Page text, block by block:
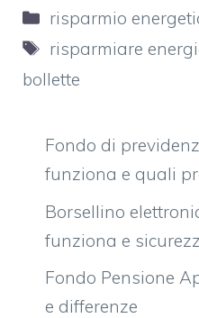
Categorie
risparmio
Tag
risparmiare
bollette
Fondo di
funziona e quali
Borsellino
funziona e
Fondo Pensione
e differenze